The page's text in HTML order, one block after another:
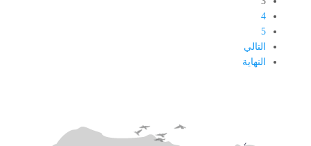
4
5
التالي
النهاية